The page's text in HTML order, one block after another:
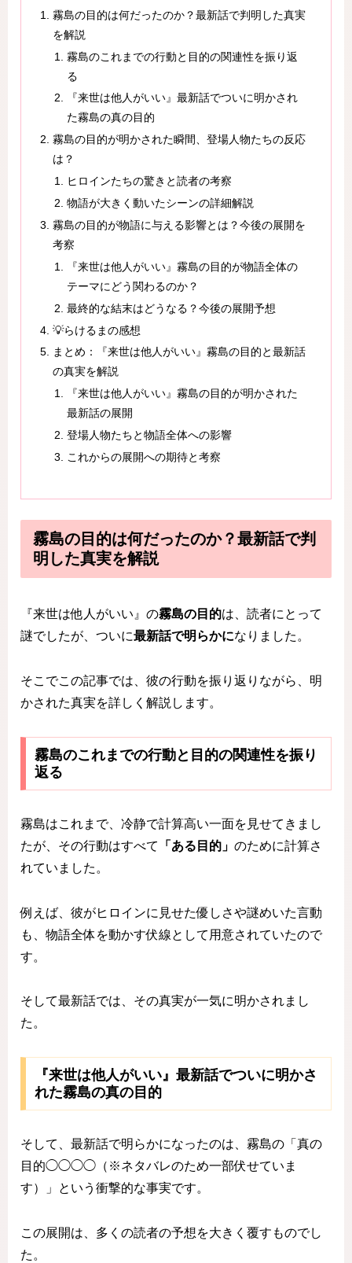
霧島の目的は何だったのか？最新話で判明した真実
を解説
霧島のこれまでの行動と目的の関連性を振り返
る
『来世は他人がいい』最新話でついに明かされ
た霧島の真の目的
霧島の目的が明かされた瞬間、登場人物たちの反応
は？
ヒロインたちの驚きと読者の考察
物語が大きく動いたシーンの詳細解説
霧島の目的が物語に与える影響とは？今後の展開を
考察
『来世は他人がいい』霧島の目的が物語全体の
テーマにどう関わるのか？
最終的な結末はどうなる？今後の展開予想
💡らけるまの感想
まとめ：『来世は他人がいい』霧島の目的と最新話
の真実を解説
『来世は他人がいい』霧島の目的が明かされた
最新話の展開
登場人物たちと物語全体への影響
これからの展開への期待と考察
霧島の目的は何だったのか？最新話で判
明した真実を解説
『来世は他人がいい』の霧島の目的は、読者にとって
謎でしたが、ついに最新話で明らかになりました。
そこでこの記事では、彼の行動を振り返りながら、明
かされた真実を詳しく解説します。
霧島のこれまでの行動と目的の関連性を振り
返る
霧島はこれまで、冷静で計算高い一面を見せてきまし
たが、その行動はすべて
「ある目的」 のために計算さ
れていました。
例えば、彼がヒロインに見せた優しさや謎めいた言動
も、物語全体を動かす伏線として用意されていたので
す。
そして最新話では、その真実が一気に明かされまし
た。
『来世は他人がいい』最新話でついに明かさ
れた霧島の真の目的
そして、最新話で明らかになったのは、霧島の「真の
目的◯◯◯◯（※ネタバレのため一部伏せていま
す）」という衝撃的な事実です。
この展開は、多くの読者の予想を大きく覆すものでし
た。